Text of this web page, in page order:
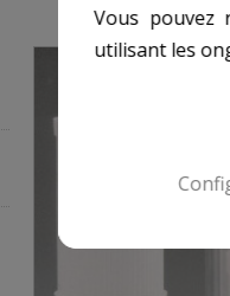
Vous pouvez
utilisant les